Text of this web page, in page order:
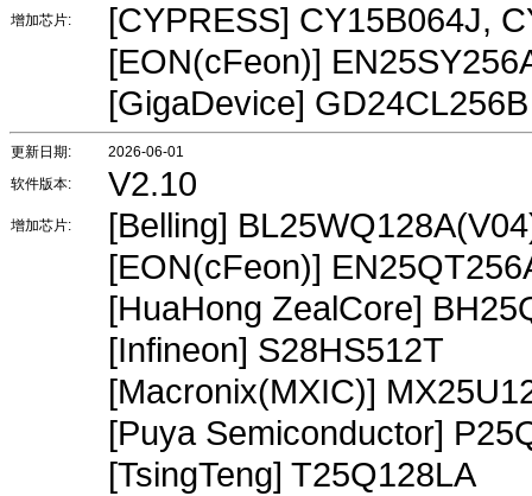
增加芯片:
[CYPRESS] CY15B064J,
[EON(cFeon)]
[GigaDevice] GD24CL256B
更新日期:
2026-06-01
软件版本:
V2.10
增加芯片:
[Belling]
[EON(cFeon)]
[HuaHong ZealCore]
[Infineon] S28HS512T
[Macronix(MXIC)]
[Puya Semiconductor]
[TsingTeng] T25Q128LA